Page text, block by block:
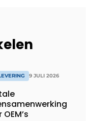
9 JULI 2026